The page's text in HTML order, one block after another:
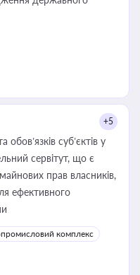
+5
суб’єктів у
сервітут, що є
прав власників,
ефективного
комплекс